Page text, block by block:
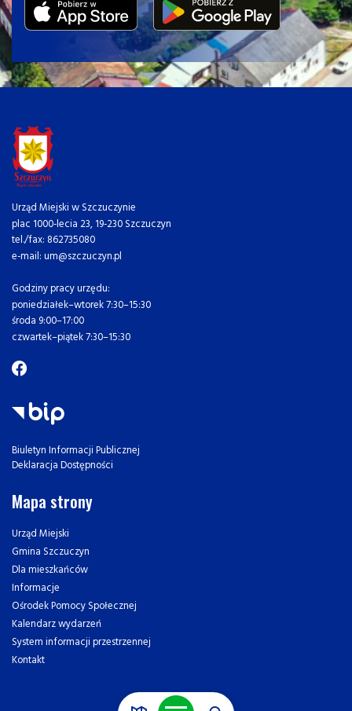
Urząd Miejski w Szczuczynie
plac 1000-lecia 23, 19-230 Szczuczyn
tel./fax: 862735080
e-mail: um@szczuczyn.pl
Godziny pracy urzędu:
poniedziałek–wtorek 7:30–15:30
środa 9:00–17:00
czwartek–piątek 7:30–15:30
Biuletyn Informacji Publicznej
Deklaracja Dostępności
Mapa strony
Urząd Miejski
Gmina Szczuczyn
Dla mieszkańców
Informacje
Ośrodek Pomocy Społecznej
Kalendarz wydarzeń
System informacji przestrzennej
Kontakt